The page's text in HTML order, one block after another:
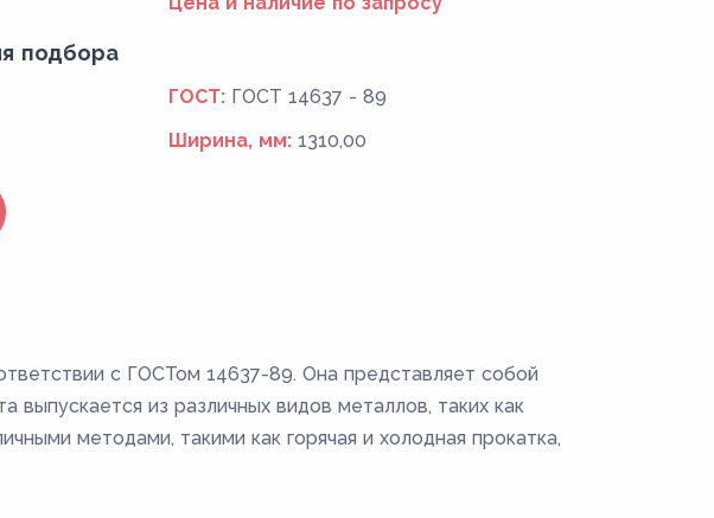
подбора
ГОСТ: ГОСТ 14637 - 89
Ширина, мм: 1310,00
с ГОСТом 14637-89. Она представляет собой
из различных видов металлов, таких как
методами, такими как горячая и холодная прокатка,